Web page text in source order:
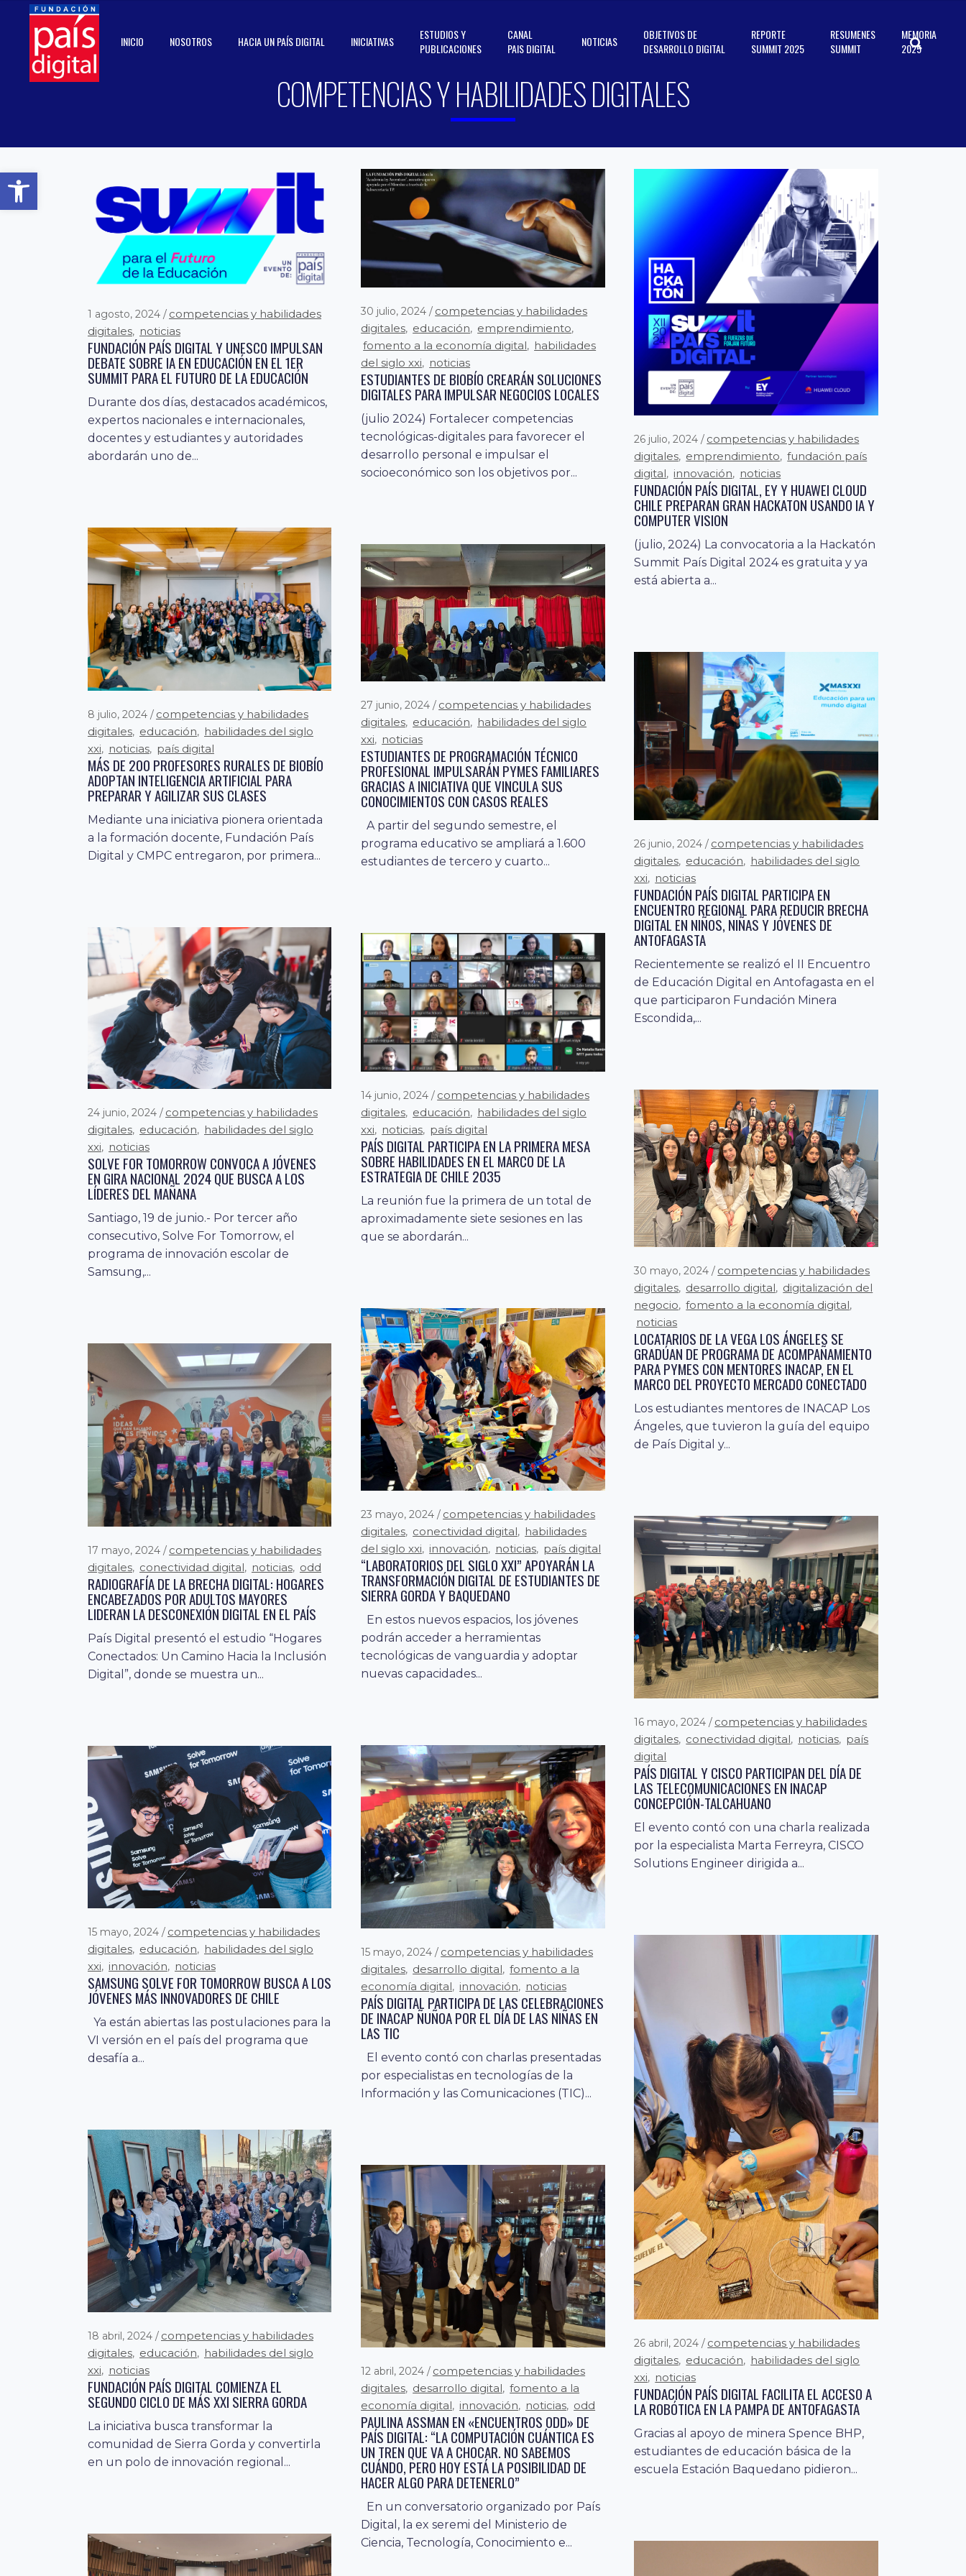
Abrir barra de herramientas
INICIO NOSOTROS HACIA UN PAÍS DIGITAL INICIATIVAS
ESTUDIOS Y
PUBLICACIONES
CANAL
PAIS DIGITAL
NOTICIAS
OBJETIVOS DE
DESARROLLO DIGITAL
REPORTE
SUMMIT 2025
RESUMENES
SUMMIT
MEMORIA
2025
COMPETENCIAS Y HABILIDADES DIGITALES
1 agosto, 2024
competencias y habilidades
digitales, noticias
FUNDACIÓN PAÍS DIGITAL Y UNESCO IMPULSAN
DEBATE SOBRE IA EN EDUCACIÓN EN EL 1ER
SUMMIT PARA EL FUTURO DE LA EDUCACIÓN
Durante dos días, destacados académicos,
expertos nacionales e internacionales,
docentes y estudiantes y autoridades
abordarán uno de...
30 julio, 2024 competencias y habilidades
digitales, educación, emprendimiento,
fomento a la economía digital, habilidades
del siglo xxi, noticias
ESTUDIANTES DE BIOBÍO CREARÁN SOLUCIONES
DIGITALES PARA IMPULSAR NEGOCIOS LOCALES
(julio 2024) Fortalecer competencias
tecnológicas-digitales para favorecer el
desarrollo personal e impulsar el
socioeconómico son los objetivos por...
26 julio, 2024 competencias y habilidades
digitales, emprendimiento, fundación país
digital, innovación, noticias
FUNDACIÓN PAÍS DIGITAL, EY Y HUAWEI CLOUD
CHILE PREPARAN GRAN HACKATON USANDO IA Y
COMPUTER VISION
(julio, 2024) La convocatoria a la Hackatón
Summit País Digital 2024 es gratuita y ya
está abierta a...
8 julio, 2024
competencias y habilidades
digitales, educación, habilidades del siglo
xxi, noticias, país digital
MÁS DE 200 PROFESORES RURALES DE BIOBÍO
ADOPTAN INTELIGENCIA ARTIFICIAL PARA
PREPARAR Y AGILIZAR SUS CLASES
Mediante una iniciativa pionera orientada
a la formación docente, Fundación País
Digital y CMPC entregaron, por primera...
27 junio, 2024 competencias y habilidades
digitales, educación, habilidades del siglo
xxi, noticias
ESTUDIANTES DE PROGRAMACIÓN TÉCNICO
PROFESIONAL IMPULSARÁN PYMES FAMILIARES
GRACIAS A INICIATIVA QUE VINCULA SUS
CONOCIMIENTOS CON CASOS REALES
A partir del segundo semestre, el
programa educativo se ampliará a 1.600
estudiantes de tercero y cuarto...
26 junio, 2024 competencias y habilidades
digitales, educación, habilidades del siglo
xxi, noticias
FUNDACIÓN PAÍS DIGITAL PARTICIPA EN
ENCUENTRO REGIONAL PARA REDUCIR BRECHA
DIGITAL EN NIÑOS, NIÑAS Y JÓVENES DE
ANTOFAGASTA
Recientemente se realizó el II Encuentro
de Educación Digital en Antofagasta en el
que participaron Fundación Minera
Escondida,...
24 junio, 2024
competencias y habilidades
digitales, educación, habilidades del siglo
xxi, noticias
SOLVE FOR TOMORROW CONVOCA A JÓVENES
EN GIRA NACIONAL 2024 QUE BUSCA A LOS
LÍDERES DEL MAÑANA
Santiago, 19 de junio.- Por tercer año
consecutivo, Solve For Tomorrow, el
programa de innovación escolar de
Samsung,...
14 junio, 2024 competencias y habilidades
digitales, educación, habilidades del siglo
xxi, noticias, país digital
PAÍS DIGITAL PARTICIPA EN LA PRIMERA MESA
SOBRE HABILIDADES EN EL MARCO DE LA
ESTRATEGIA DE CHILE 2035
La reunión fue la primera de un total de
aproximadamente siete sesiones en las
que se abordarán...
30 mayo, 2024 competencias y habilidades
digitales, desarrollo digital, digitalización del
negocio, fomento a la economía digital,
noticias
LOCATARIOS DE LA VEGA LOS ÁNGELES SE
GRADÚAN DE PROGRAMA DE ACOMPAÑAMIENTO
PARA PYMES CON MENTORES INACAP, EN EL
MARCO DEL PROYECTO MERCADO CONECTADO
Los estudiantes mentores de INACAP Los
Ángeles, que tuvieron la guía del equipo
de País Digital y...
23 mayo, 2024 competencias y habilidades
digitales, conectividad digital, habilidades
del siglo xxi, innovación, noticias, país digital
“LABORATORIOS DEL SIGLO XXI” APOYARÁN LA
TRANSFORMACIÓN DIGITAL DE ESTUDIANTES DE
SIERRA GORDA Y BAQUEDANO
En estos nuevos espacios, los jóvenes
podrán acceder a herramientas
tecnológicas de vanguardia y adoptar
nuevas capacidades...
17 mayo, 2024
competencias y habilidades
digitales, conectividad digital, noticias, odd
RADIOGRAFÍA DE LA BRECHA DIGITAL: HOGARES
ENCABEZADOS POR ADULTOS MAYORES
LIDERAN LA DESCONEXIÓN DIGITAL EN EL PAÍS
País Digital presentó el estudio “Hogares
Conectados: Un Camino Hacia la Inclusión
Digital”, donde se muestra un...
16 mayo, 2024 competencias y habilidades
digitales, conectividad digital, noticias, país
digital
PAÍS DIGITAL Y CISCO PARTICIPAN DEL DÍA DE
LAS TELECOMUNICACIONES EN INACAP
CONCEPCIÓN-TALCAHUANO
El evento contó con una charla realizada
por la especialista Marta Ferreyra, CISCO
Solutions Engineer dirigida a...
15 mayo, 2024 competencias y habilidades
digitales, desarrollo digital, fomento a la
economía digital, innovación, noticias
PAÍS DIGITAL PARTICIPA DE LAS CELEBRACIONES
DE INACAP ÑUÑOA POR EL DÍA DE LAS NIÑAS EN
LAS TIC
El evento contó con charlas presentadas
por especialistas en tecnologías de la
Información y las Comunicaciones (TIC)...
15 mayo, 2024
competencias y habilidades
digitales, educación, habilidades del siglo
xxi, innovación, noticias
SAMSUNG SOLVE FOR TOMORROW BUSCA A LOS
JÓVENES MÁS INNOVADORES DE CHILE
Ya están abiertas las postulaciones para la
VI versión en el país del programa que
desafía a...
26 abril, 2024 competencias y habilidades
digitales, educación, habilidades del siglo
xxi, noticias
FUNDACIÓN PAÍS DIGITAL FACILITA EL ACCESO A
LA ROBÓTICA EN LA PAMPA DE ANTOFAGASTA
Gracias al apoyo de minera Spence BHP,
estudiantes de educación básica de la
escuela Estación Baquedano pidieron...
18 abril, 2024
competencias y habilidades
digitales, educación, habilidades del siglo
xxi, noticias
FUNDACIÓN PAÍS DIGITAL COMIENZA EL
SEGUNDO CICLO DE MÁS XXI SIERRA GORDA
La iniciativa busca transformar la
comunidad de Sierra Gorda y convertirla
en un polo de innovación regional...
12 abril, 2024 competencias y habilidades
digitales, desarrollo digital, fomento a la
economía digital, innovación, noticias, odd
PAULINA ASSMAN EN «ENCUENTROS ODD» DE
PAÍS DIGITAL: “LA COMPUTACIÓN CUÁNTICA ES
UN TREN QUE VA A CHOCAR. NO SABEMOS
CUÁNDO, PERO HOY ESTÁ LA POSIBILIDAD DE
HACER ALGO PARA DETENERLO”
En un conversatorio organizado por País
Digital, la ex seremi del Ministerio de
Ciencia, Tecnología, Conocimiento e...
26 marzo, 2024
competencias y habilidades
digitales,habilidades del siglo xxi,
PAÍS DIGITAL PARTICIPA EN LANZAMIENTO DE
ESTUDIO JUNTO A MUJERES LÍDERES DEL
ÁMBITO DE INFORMÁTICA Y
TELECOMUNICACIONES
26 marzo, 2024 competencias y habilidades
del siglo xxi, innovación, noticias
PAÍS DIGITAL PARTICIPA DEL ENCUENTRO “CHILE
DIGITAL: INVERSIÓN, INFRAESTRUCTURA Y
oportunidades que la transformación
digital...
13 marzo, 2024
competencias y habilidades
digitales desarrollo digital
fomento a la
economía digital , innovación, noticias
FUNDACIÓN PAÍS DIGITAL FIRMA CONVENIO
Valparaíso, 6 de marzo, 2024. Con el fin de
fomentar el avance tecnológico y el
desarrollo socioeconómico del...
11 marzo, 2024
competencias y habilidades
digitales, innovación , noticias
PAÍS DIGITAL BUSCA VISIBILIZAR LIDERAZGO
bajo el lema “Mujeres que transforman”
reunió a mujeres destacadas...
8 marzo, 2024 blog, competencias y
habilidades digitales, educación, habilidades
del siglo xxi
trabajando bajo el lema...
29 febrero, 2024
competencias y habilidades
digitales , conectividad digital
desarrollo
ecosistema digital educación
habilidades del siglo xxi innovación
PLAZO PARA IMPULSAR LA TRANSFORMACIÓN
DIGITAL